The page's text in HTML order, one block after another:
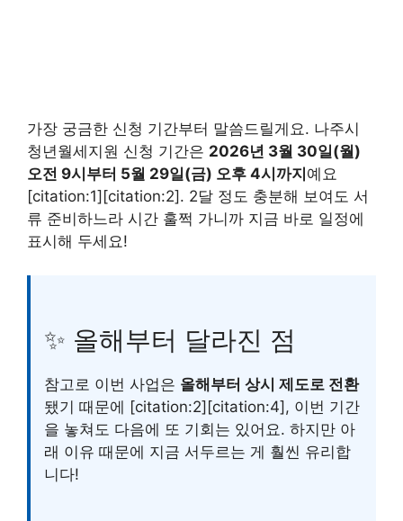
가장 궁금한 신청 기간부터 말씀드릴게요. 나주시
청년월세지원 신청 기간은 2026년 3월 30일(월)
오전 9시부터 5월 29일(금) 오후 4시까지예요
[citation:1][citation:2]. 2달 정도 충분해 보여도 서
류 준비하느라 시간 훌쩍 가니까 지금 바로 일정에
표시해 두세요!
✨ 올해부터 달라진 점
참고로 이번 사업은 올해부터 상시 제도로 전환
됐기 때문에 [citation:2][citation:4], 이번 기간
을 놓쳐도 다음에 또 기회는 있어요. 하지만 아
래 이유 때문에 지금 서두르는 게 훨씬 유리합
니다!